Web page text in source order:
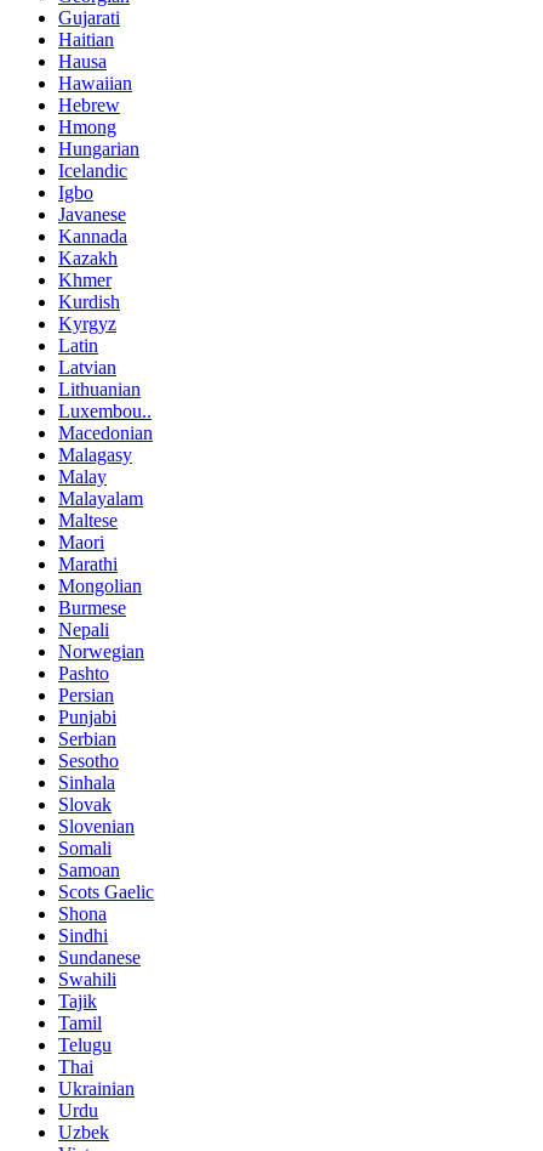
Gujarati
Haitian
Hausa
Hawaiian
Hebrew
Hmong
Hungarian
Icelandic
Igbo
Javanese
Kannada
Kazakh
Khmer
Kurdish
Kyrgyz
Latin
Latvian
Lithuanian
Luxembou..
Macedonian
Malagasy
Malay
Malayalam
Maltese
Maori
Marathi
Mongolian
Burmese
Nepali
Norwegian
Pashto
Persian
Punjabi
Serbian
Sesotho
Sinhala
Slovak
Slovenian
Somali
Samoan
Scots Gaelic
Shona
Sindhi
Sundanese
Swahili
Tajik
Tamil
Telugu
Thai
Ukrainian
Urdu
Uzbek